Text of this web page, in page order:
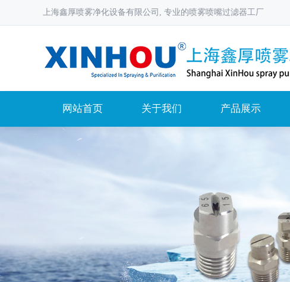
上海鑫厚喷雾净化设备有限公司, 专业的喷雾喷嘴过滤器工厂
网站首页 关于我们 产品展示